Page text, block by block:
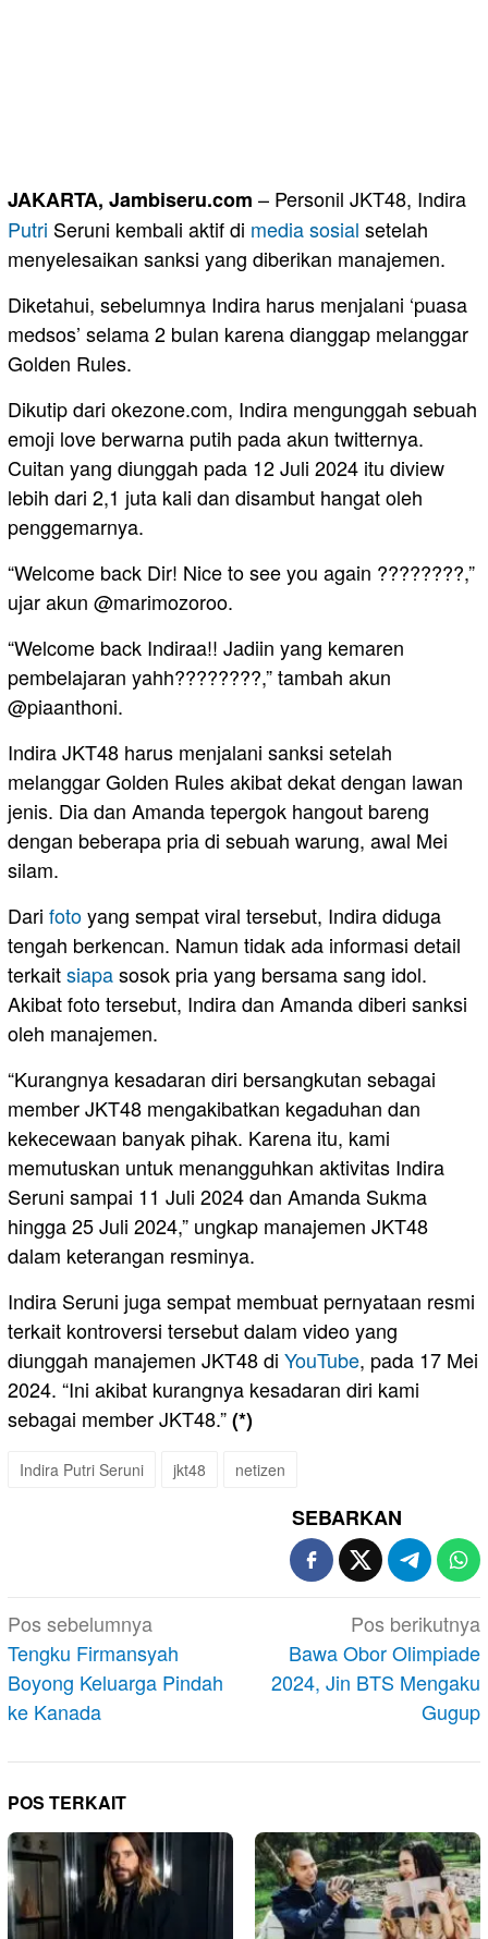
JAKARTA, Jambiseru.com – Personil JKT48, Indira
Putri Seruni kembali aktif di media sosial setelah
menyelesaikan sanksi yang diberikan manajemen.
Diketahui, sebelumnya Indira harus menjalani ‘puasa
medsos’ selama 2 bulan karena dianggap melanggar
Golden Rules.
Dikutip dari okezone.com, Indira mengunggah sebuah
emoji love berwarna putih pada akun twitternya.
Cuitan yang diunggah pada 12 Juli 2024 itu diview
lebih dari 2,1 juta kali dan disambut hangat oleh
penggemarnya.
“Welcome back Dir! Nice to see you again ????????,”
ujar akun @marimozoroo.
“Welcome back Indiraa!! Jadiin yang kemaren
pembelajaran yahh????????,” tambah akun
@piaanthoni.
Indira JKT48 harus menjalani sanksi setelah
melanggar Golden Rules akibat dekat dengan lawan
jenis. Dia dan Amanda tepergok hangout bareng
dengan beberapa pria di sebuah warung, awal Mei
silam.
Dari fotoyang sempat viral tersebut, Indira diduga
tengah berkencan. Namun tidak ada informasi detail
terkaitsiapasosok pria yang bersama sang idol.
Akibat foto tersebut, Indira dan Amanda diberi sanksi
oleh manajemen.
“Kurangnya kesadaran diri bersangkutan sebagai
member JKT48 mengakibatkan kegaduhan dan
kekecewaan banyak pihak. Karena itu, kami
memutuskan untuk menangguhkan aktivitas Indira
Seruni sampai 11 Juli 2024 dan Amanda Sukma
hingga 25 Juli 2024,” ungkap manajemen JKT48
dalam keterangan resminya.
Indira Seruni juga sempat membuat pernyataan resmi
terkait kontroversi tersebut dalam video yang
diunggah manajemen JKT48 di YouTube, pada 17 Mei
2024. “Ini akibat kurangnya kesadaran diri kami
sebagai member JKT48.”(*)
Indira Putri Seruni jkt48 netizen
SEBARKAN
Navigasi
pos
Pos sebelumnya
Tengku Firmansyah
Boyong Keluarga Pindah
ke Kanada
Pos berikutnya
Bawa Obor Olimpiade
2024, Jin BTS Mengaku
Gugup
POS TERKAIT